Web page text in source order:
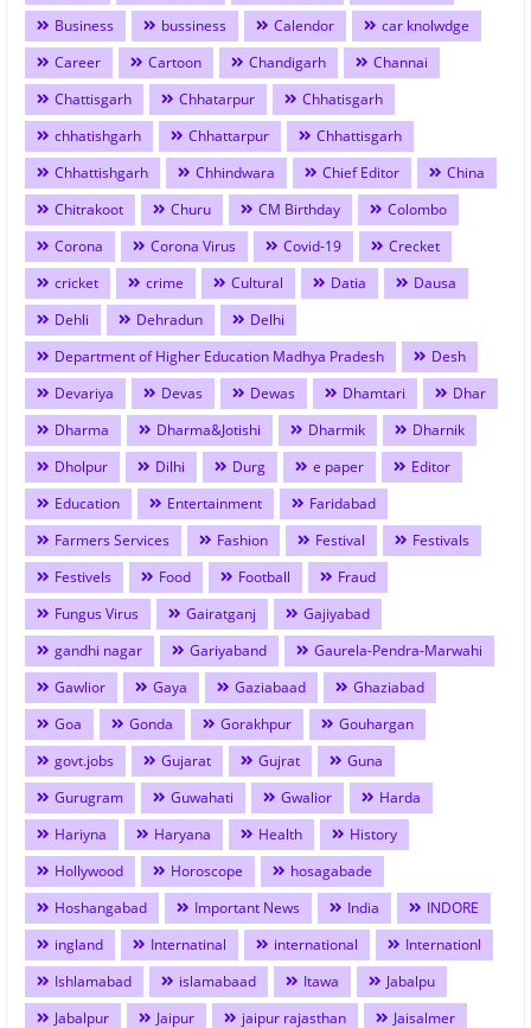
Business
bussiness Calendor
car knolwdge
Career
Cartoon Chandigarh
Channai
Chattisgarh
Chhatarpur
Chhatisgarh
chhatishgarh
Chhattarpur
Chhattisgarh
Chhattishgarh
Chhindwara Chief Editor
China
Chitrakoot
Churu CM Birthday
Colombo
Corona
Corona Virus Covid-19
Crecket
cricket
crime Cultural Datia
Dausa
Dehli
Dehradun
Delhi
Department of Higher Education Madhya Pradesh
Desh
Devariya
Devas Dewas Dhamtari
Dhar
Dharma
Dharma&Jotishi Dharmik
Dharnik
Dholpur
Dilhi Durg e paper
Editor
Education
Entertainment
Faridabad
Farmers Services
Fashion Festival
Festivals
Festivels
Food Football
Fraud
Fungus Virus
Gairatganj
Gajiyabad
gandhi nagar
Gariyaband
Gaurela-Pendra-Marwahi
Gawlior
Gaya Gaziabaad
Ghaziabad
Goa
Gonda Gorakhpur
Gouhargan
govt.jobs
Gujarat Gujrat
Guna
Gurugram
Guwahati Gwalior
Harda
Hariyna
Haryana Health
History
Hollywood
Horoscope
hosagabade
Hoshangabad
Important News India
INDORE
ingland
Internatinal international
Internationl
Ishlamabad
islamabaad Itawa
Jabalpu
Jabalpur
Jaipur jaipur rajasthan Jaisalmer